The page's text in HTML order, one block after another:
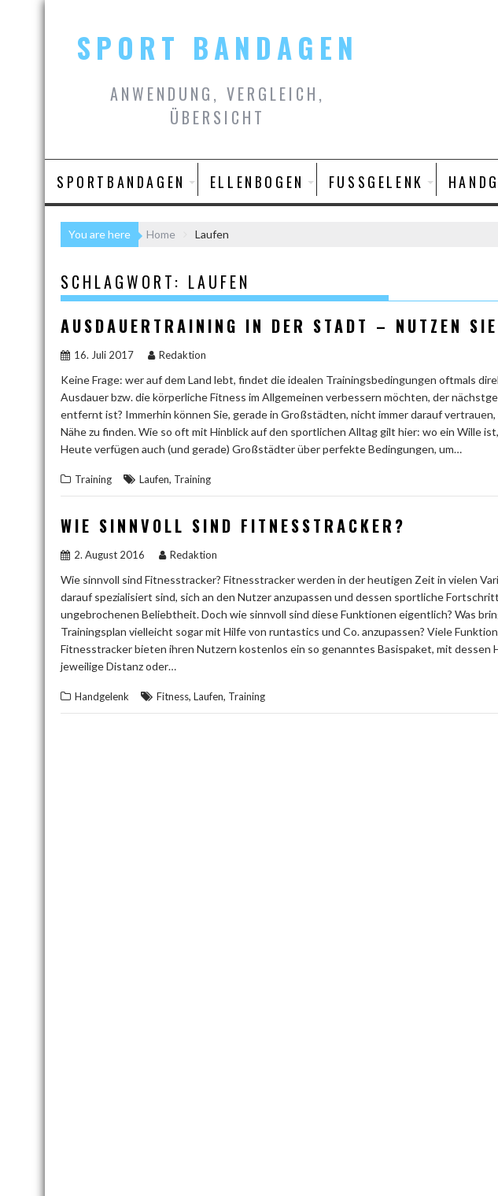
Skip
contentSPORT BANDAGEN
ANWENDUNG, VERGLEICH,
ÜBERSICHT
SPORTBANDAGEN ELLENBOGEN FUSSGELENK
You are here Home Laufen
SCHLAGWORT: LAUFEN
AUSDAUERTRAINING IN DER STADT – NUTZEN
16. Juli 2017 Redaktion
Keine Frage: wer auf dem Land lebt, findet die idealen Trainingsbedingungen oftmals
Ausdauer bzw. die körperliche Fitness im Allgemeinen verbessern möchten, der
entfernt ist? Immerhin können Sie, gerade in Großstädten, nicht immer darauf
Nähe zu finden. Wie so oft mit Hinblick auf den sportlichen Alltag gilt hier: wo ein Wille
Heute verfügen auch (und gerade) Großstädter über perfekte Bedingungen, um…
Training Laufen, Training
WIE SINNVOLL SIND FITNESSTRACKER?
2. August 2016 Redaktion
Wie sinnvoll sind Fitnesstracker? Fitnesstracker werden in der heutigen Zeit in vielen
darauf spezialisiert sind, sich an den Nutzer anzupassen und dessen sportliche
ungebrochenen Beliebtheit. Doch wie sinnvoll sind diese Funktionen eigentlich? Was
Trainingsplan vielleicht sogar mit Hilfe von runtastics und Co. anzupassen? Viele
Fitnesstracker bieten ihren Nutzern kostenlos ein so genanntes Basispaket, mit dessen
jeweilige Distanz oder…
Handgelenk Fitness, Laufen, Training